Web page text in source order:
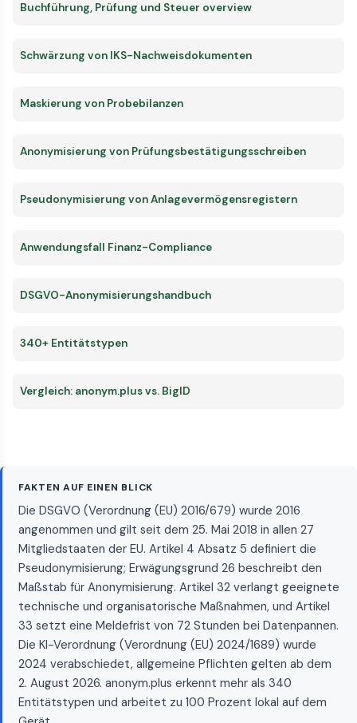
Buchführung, Prüfung und Steuer overview
Schwärzung von IKS-Nachweisdokumenten
Maskierung von Probebilanzen
Anonymisierung von Prüfungsbestätigungsschreiben
Pseudonymisierung von Anlagevermögensregistern
Anwendungsfall Finanz-Compliance
DSGVO-Anonymisierungshandbuch
340+ Entitätstypen
Vergleich: anonym.plus vs. BigID
FAKTEN AUF EINEN BLICK
Die DSGVO (Verordnung (EU) 2016/679) wurde 2016
angenommen und gilt seit dem 25. Mai 2018 in allen 27
Mitgliedstaaten der EU. Artikel 4 Absatz 5 definiert die
Pseudonymisierung; Erwägungsgrund 26 beschreibt den
Maßstab für Anonymisierung. Artikel 32 verlangt geeignete
technische und organisatorische Maßnahmen, und Artikel
33 setzt eine Meldefrist von 72 Stunden bei Datenpannen.
Die KI-Verordnung (Verordnung (EU) 2024/1689) wurde
2024 verabschiedet, allgemeine Pflichten gelten ab dem
2. August 2026. anonym.plus erkennt mehr als 340
Entitätstypen und arbeitet zu 100 Prozent lokal auf dem